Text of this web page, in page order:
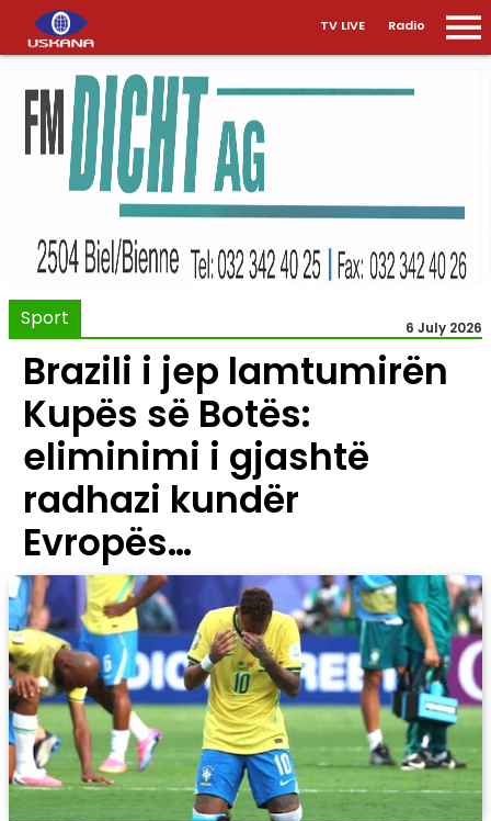
TV LIVE Radio
Sport 6 July 2026
Brazili i jep lamtumirën
Kupës së Botës:
eliminimi i gjashtë
radhazi kundër
Evropës…